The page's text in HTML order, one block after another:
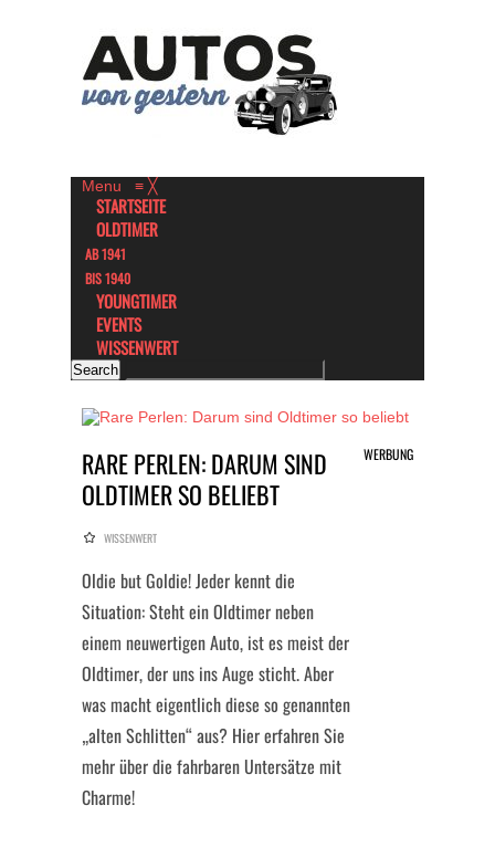
Menu ≡ ╳
STARTSEITE
OLDTIMER
AB 1941
BIS 1940
YOUNGTIMER
EVENTS
WISSENWERT
RARE PERLEN: DARUM SIND
OLDTIMER SO BELIEBT
WERBUNG
WISSENWERT
Oldie but Goldie! Jeder kennt die
Situation: Steht ein Oldtimer neben
einem neuwertigen Auto, ist es meist der
Oldtimer, der uns ins Auge sticht. Aber
was macht eigentlich diese so genannten
„alten Schlitten“ aus? Hier erfahren Sie
mehr über die fahrbaren Untersätze mit
Charme!